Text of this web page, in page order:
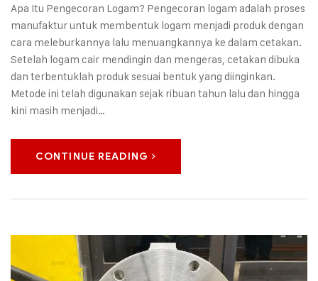
Apa Itu Pengecoran Logam? Pengecoran logam adalah proses
manufaktur untuk membentuk logam menjadi produk dengan
cara meleburkannya lalu menuangkannya ke dalam cetakan.
Setelah logam cair mendingin dan mengeras, cetakan dibuka
dan terbentuklah produk sesuai bentuk yang diinginkan.
Metode ini telah digunakan sejak ribuan tahun lalu dan hingga
kini masih menjadi…
CONTINUE READING